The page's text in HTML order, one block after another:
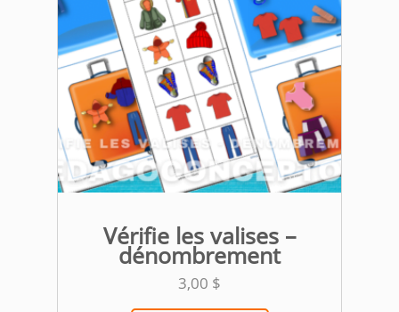
Vérifie les valises –
dénombrement
3,00 $